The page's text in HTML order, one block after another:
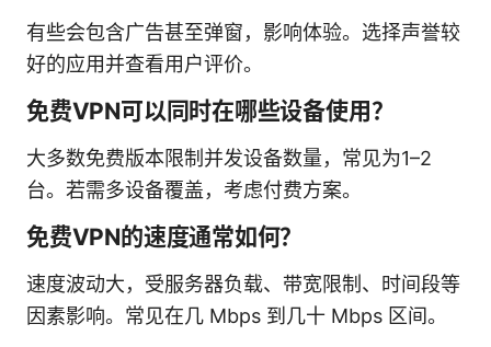
有些会包含广告甚至弹窗，影响体验。选择声誉较
好的应用并查看用户评价。
免费VPN可以同时在哪些设备使用？
大多数免费版本限制并发设备数量，常见为1–2
台。若需多设备覆盖，考虑付费方案。
免费VPN的速度通常如何？
速度波动大，受服务器负载、带宽限制、时间段等
因素影响。常见在几 Mbps 到几十 Mbps 区间。